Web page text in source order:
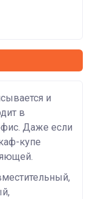
и
в
Даже если
купе